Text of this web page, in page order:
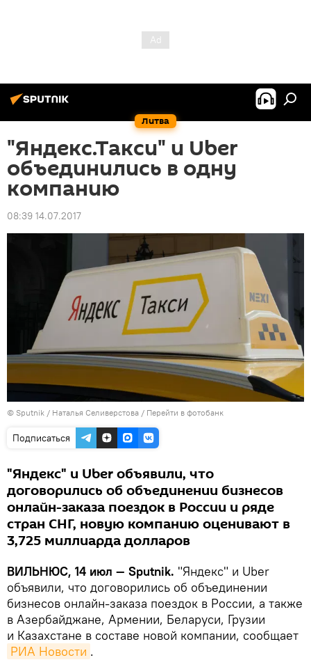
Литва
"Яндекс.Такси" и Uber
объединились в одну
компанию
08:39 14.07.2017
© Sputnik / Наталья Селиверстова / Перейти в фотобанк
Подписаться
"Яндекс" и Uber объявили, что
договорились об объединении бизнесов
онлайн-заказа поездок в России и ряде
стран СНГ, новую компанию оценивают в
3,725 миллиарда долларов
ВИЛЬНЮС, 14 июл — Sputnik. "Яндекс" и Uber
объявили, что договорились об объединении
бизнесов онлайн-заказа поездок в России, а также
в Азербайджане, Армении, Беларуси, Грузии
и Казахстане в составе новой компании, сообщает
РИА Новости .